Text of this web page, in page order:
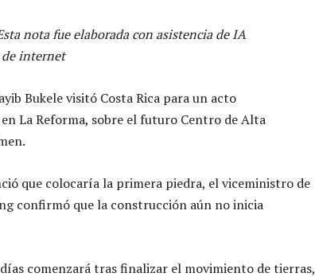
nota fue elaborada con asistencia de IA
internet
Bukele visitó Costa Rica para un acto
La Reforma, sobre el futuro Centro de Alta
que colocaría la primera piedra, el viceministro de
confirmó que la construcción aún no inicia
comenzará tras finalizar el movimiento de tierras,